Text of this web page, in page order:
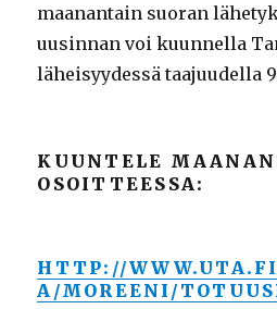
maanantain suoran
uusinnan voi kuunnella
läheisyydessä taajuudella
KUUNTELE
OSOITTEESSA:
HTTP://
A/MOREENI/